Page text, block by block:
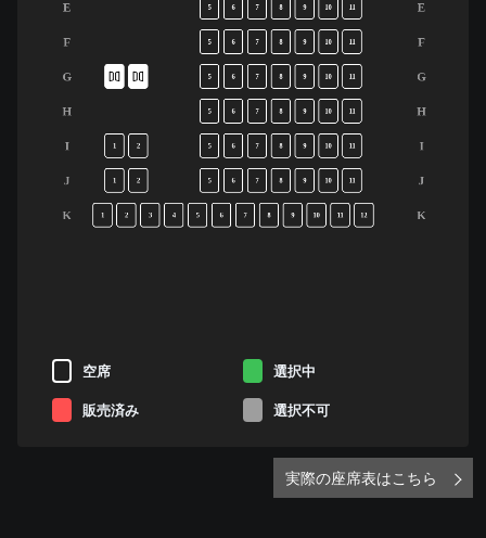
E
F
G
H
I
J
K
E
F
G
H
I
J
K
5 6 7 8 9 10
5 6 7 8 9 10 11
5 6 7 9 10 11
5 6 7 9 10 11
1 2 5 6 7 8 9 10 11
1 2 5 6 7 8 9 10 11
1 2 3 4 5 6 7 8 9 10 11 12
空席 選択中
販売済み 選択不可
実際の座席表はこちら